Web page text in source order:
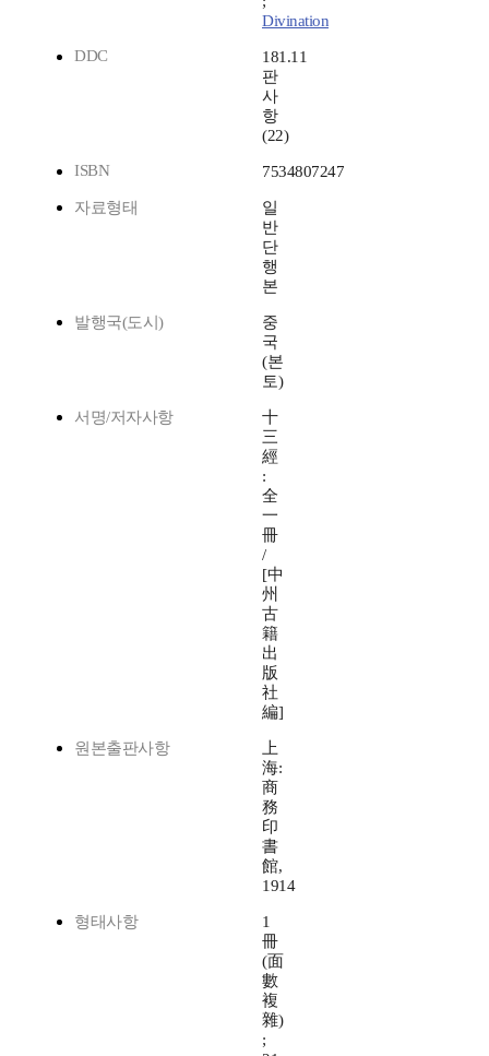
Divination
DDC
181.11
판
사
항
(22)
ISBN
7534807247
자료형태
일
반
단
행
본
발행국(도시)
중
국
(본
토)
서명/저자사항
十
三
經
:
全
一
冊
/
[中
州
古
籍
出
版
社
編]
원본출판사항
上
海:
商
務
印
書
館,
1914
형태사항
1
冊
(面
數
複
雜)
;